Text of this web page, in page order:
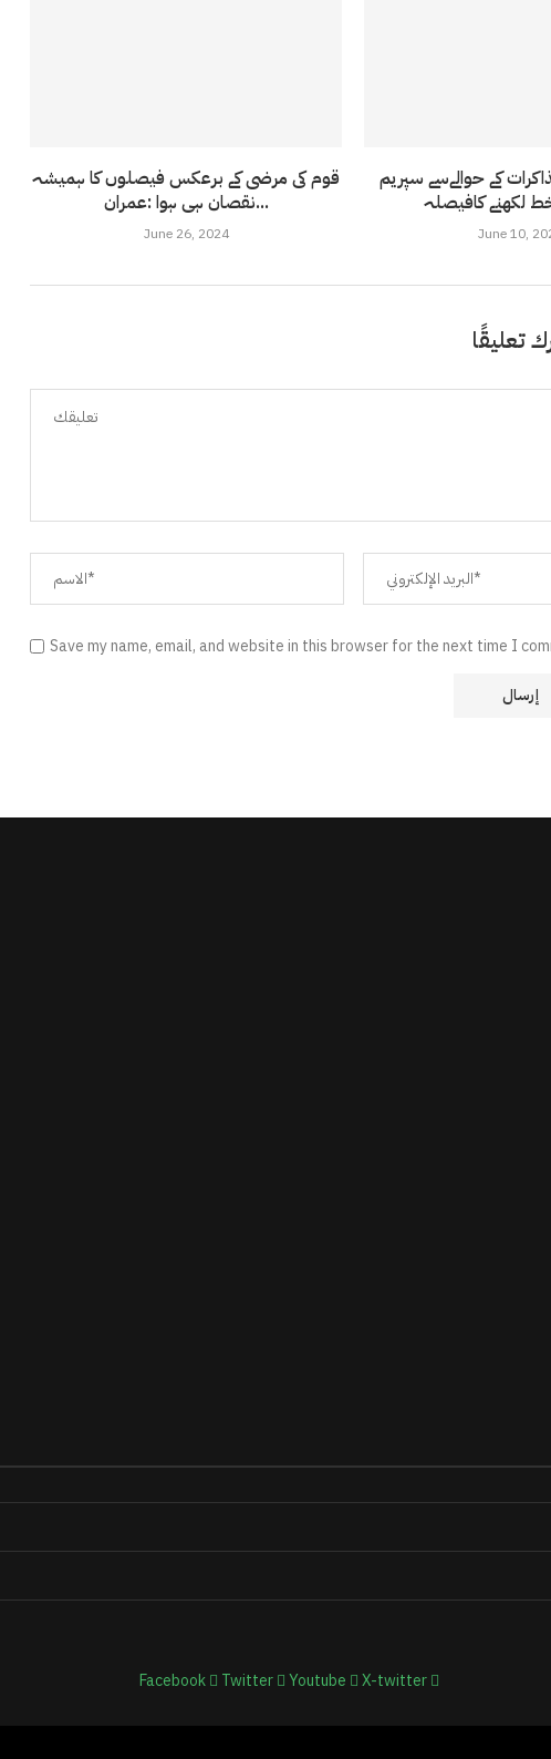
قوم کی مرضی کے برعکس فیصلوں کا ہمیشہ
نقصان ہی ہوا :عمران...
June 26, 2024
کے حوالےسے سپریم
لکھنے کافیصلہ
June 10,
تعليقًا
Save my name, email, and website in this browser for the next time I
Facebook Twitter Youtube X-twitter